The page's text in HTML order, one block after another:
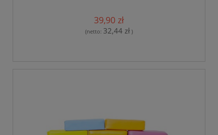
39,90 zł
(netto: 32,44 zł )